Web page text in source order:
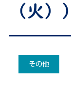
（火））
その他